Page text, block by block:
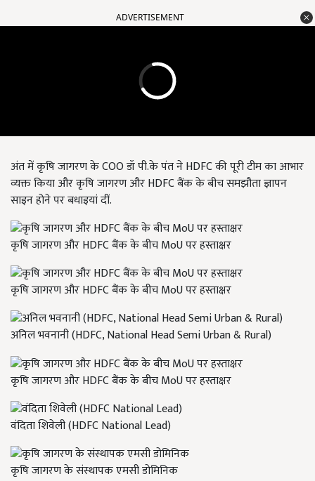
ADVERTISEMENT
अंत में कृषि जागरण के COO डॉ पी.के पंत ने HDFC की पूरी टीम का आभार
व्यक्त किया और कृषि जागरण और HDFC बैंक के बीच समझौता ज्ञापन
साइन होने पर बधाइयां दीं.
कृषि जागरण और HDFC बैंक के बीच MoU पर हस्ताक्षर
कृषि जागरण और HDFC बैंक के बीच MoU पर हस्ताक्षर
अनिल भवनानी (HDFC, National Head Semi Urban & Rural)
कृषि जागरण और HDFC बैंक के बीच MoU पर हस्ताक्षर
वंदिता शिवेली (HDFC National Lead)
कृषि जागरण के संस्थापक एमसी डोमिनिक